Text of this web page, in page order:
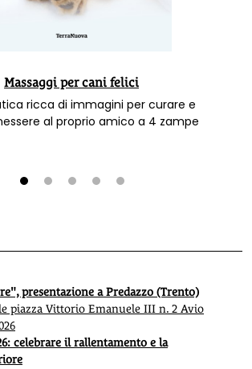
Massaggi per cani felici
ricca di immagini per curare e
offrire benessere al proprio amico a 4 zampe
presentazione a Predazzo (Trento)
piazza Vittorio Emanuele III n. 2 Avio
celebrare il rallentamento e la